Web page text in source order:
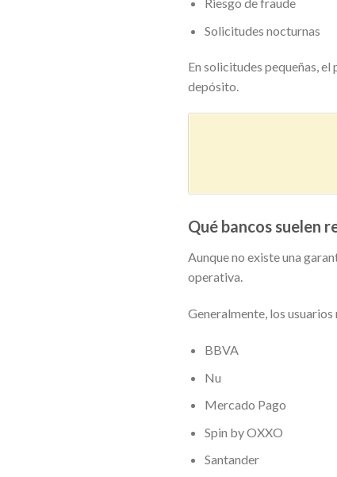
Solicitudes nocturnas
En solicitudes pequeñas,
depósito.
Qué bancos suelen
Aunque no existe una
operativa.
Generalmente, los
BBVA
Nu
Mercado Pago
Spin by OXXO
Santander